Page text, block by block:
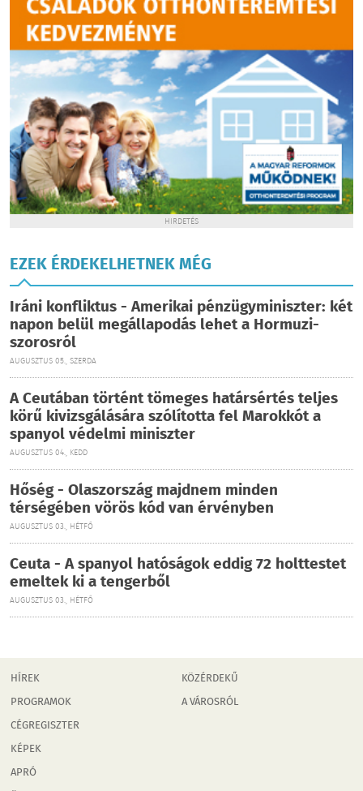
HIRDETÉS
EZEK ÉRDEKELHETNEK MÉG
Iráni konfliktus - Amerikai pénzügyminiszter: két
napon belül megállapodás lehet a Hormuzi-
szorosról
AUGUSZTUS 05., SZERDA
A Ceutában történt tömeges határsértés teljes
körű kivizsgálására szólította fel Marokkót a
spanyol védelmi miniszter
AUGUSZTUS 04., KEDD
Hőség - Olaszország majdnem minden
térségében vörös kód van érvényben
AUGUSZTUS 03., HÉTFŐ
Ceuta - A spanyol hatóságok eddig 72 holttestet
emeltek ki a tengerből
AUGUSZTUS 03., HÉTFŐ
HÍREK
PROGRAMOK
CÉGREGISZTER
KÉPEK
APRÓ
KÖZÉRDEKŰ
A VÁROSRÓL